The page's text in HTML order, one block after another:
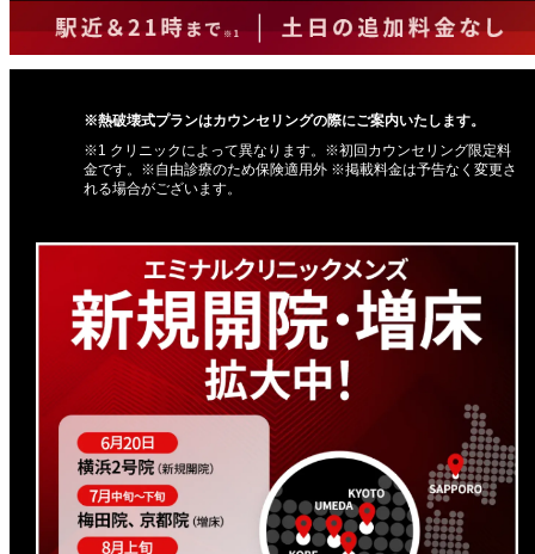
※熱破壊式プランはカウンセリングの際にご案内いたします。
※1 クリニックによって異なります。※初回カウンセリング限定料
金です。※自由診療のため保険適用外 ※掲載料金は予告なく変更さ
れる場合がございます。